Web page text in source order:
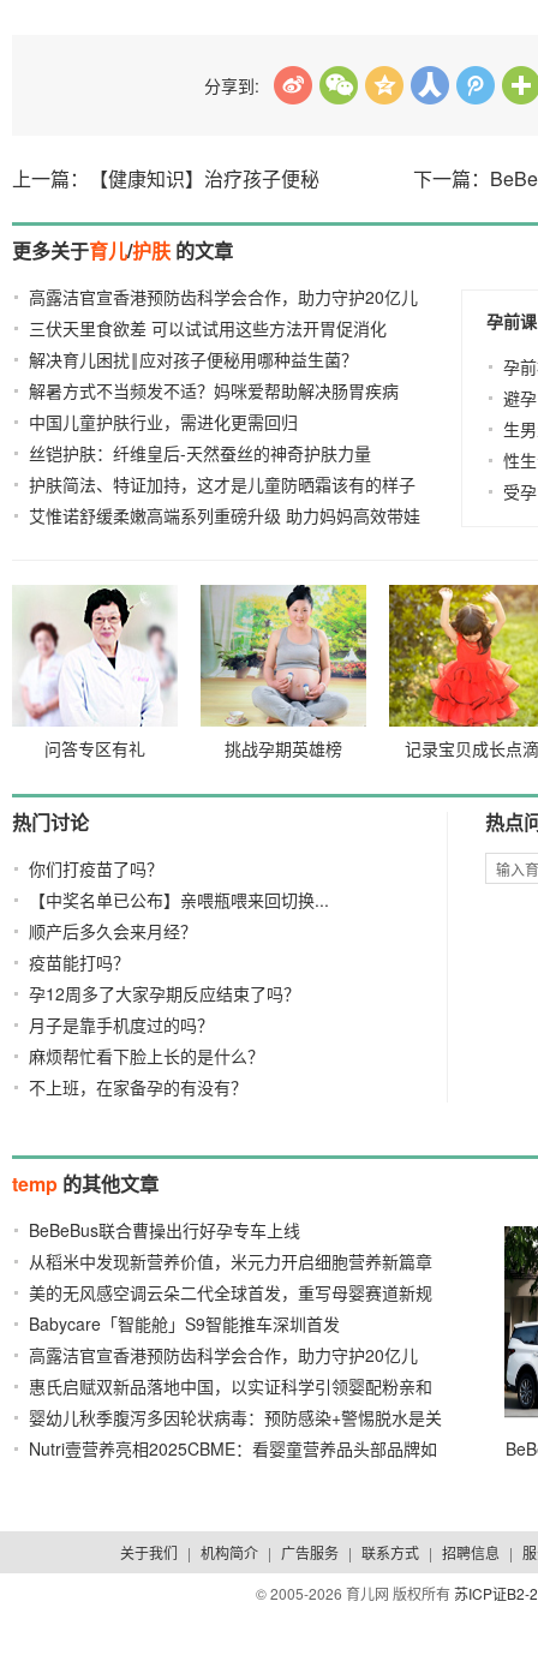
分享到:
上一篇：【健康知识】治疗孩子便秘 下一篇：
更多关于育儿/护肤 的文章
高露洁官宣香港预防齿科学会合作，助力守护20亿儿
童
2026-03-10
三伏天里食欲差 可以试试用这些方法开胃促消化
07-26
解决育儿困扰‖应对孩子便秘用哪种益生菌？
26
解暑方式不当频发不适？妈咪爱帮助解决肠胃疾病
2024-06-21
中国儿童护肤行业，需进化更需回归
丝铠护肤：纤维皇后-天然蚕丝的神奇护肤力量
20
护肤简法、特证加持，这才是儿童防晒霜该有的样子
2023-03-27
艾惟诺舒缓柔嫩高端系列重磅升级 助力妈妈高效带娃
孕前
孕
避孕
生
性
受孕
问答专区有礼 挑战孕期英雄榜 记录宝贝成长点滴
热门讨论
你们打疫苗了吗？
【中奖名单已公布】亲喂瓶喂来回切换...
顺产后多久会来月经？
疫苗能打吗？
孕12周多了大家孕期反应结束了吗？
月子是靠手机度过的吗？
麻烦帮忙看下脸上长的是什么？
不上班，在家备孕的有没有？
热点
temp 的其他文章
BeBeBus联合曹操出行好孕专车上线
从稻米中发现新营养价值，米元力开启细胞营养新篇章
2026/03/18
美的无风感空调云朵二代全球首发，重写母婴赛道新规
则
2026/03/16
Babycare「智能舱」S9智能推车深圳首发
高露洁官宣香港预防齿科学会合作，助力守护20亿儿
童
2026/03/10
惠氏启赋双新品落地中国，以实证科学引领婴配粉亲和
人体科技新纪元
2025/11/26
婴幼儿秋季腹泻多因轮状病毒：预防感染+警惕脱水是关
键
2025/10/14
Nutri壹营养亮相2025CBME：看婴童营养品头部品牌如
关于我们 | 机构简介 | 广告服务 | 联系方式 | 招聘信息 |
© 2005-2026 育儿网 版权所有苏ICP证B2-